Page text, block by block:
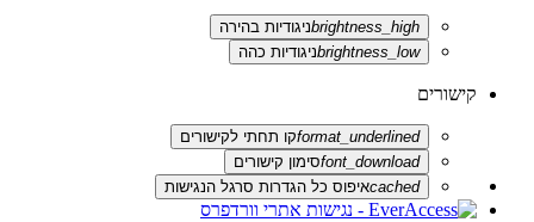
brightness_highניגודיות בהירה
brightness_lowניגודיות כהה
קישורים
format_underlinedקו תחתי לקישורים
font_downloadסימון קישורים
cachedאיפוס כל הגדרות סרגל הנגישות